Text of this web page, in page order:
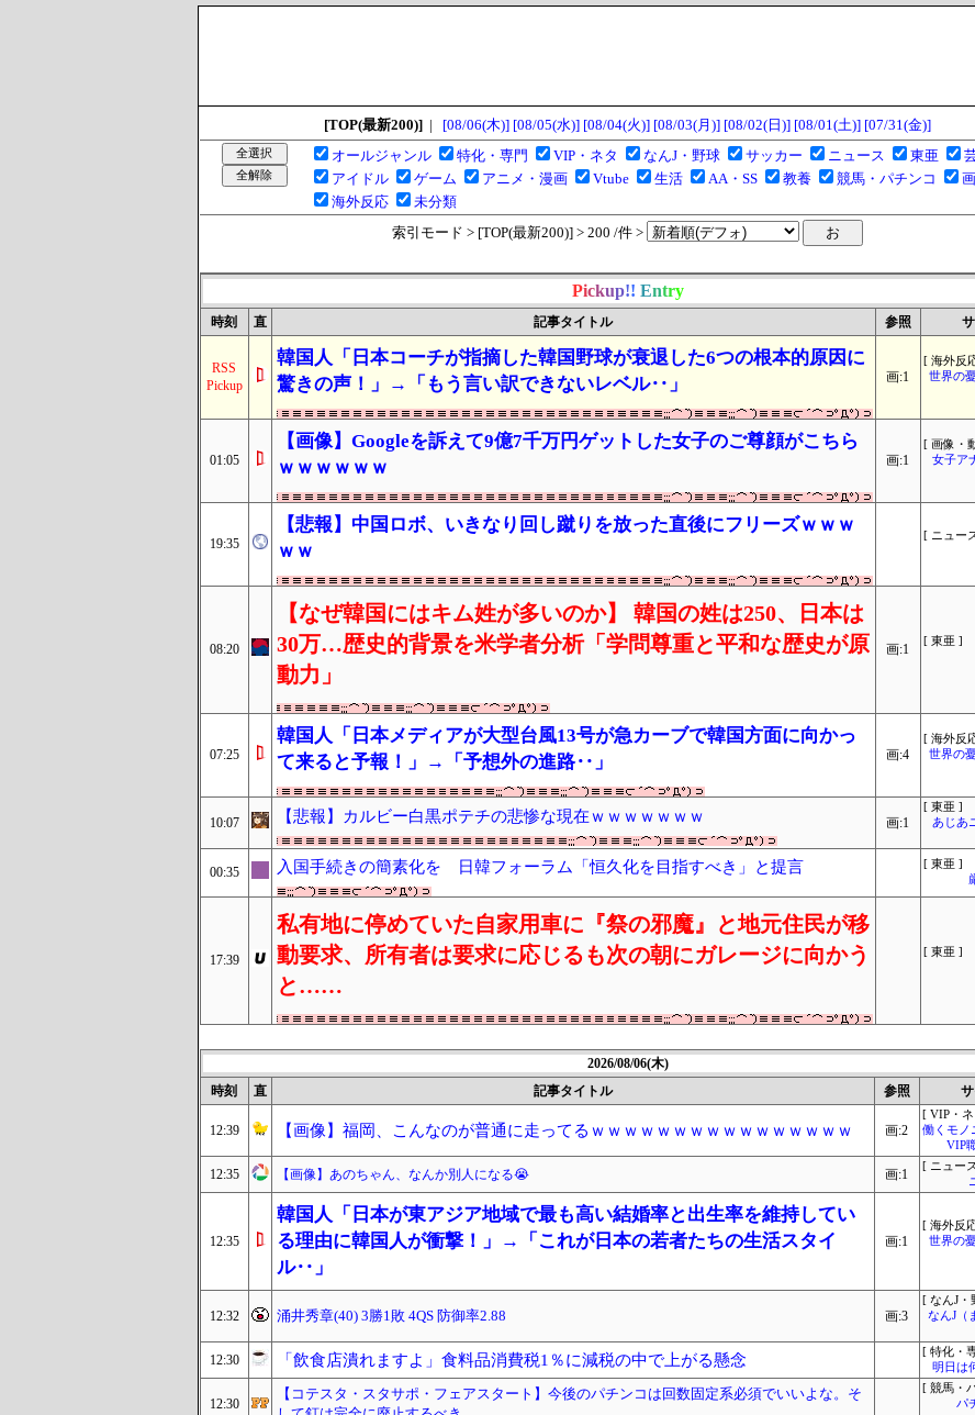
[TOP(最新200)] | [08/06(木)] [08/05(水)] [08/04(火)] [08/03(月)] [08/02(日)] [08/01(土)] [07/31(金)]
オールジャンル
特化・専門 VIP・ネタ なんJ・野球 サッカー ニュース 東亜
アイドル
ゲーム アニメ・漫画 Vtube 生活 AA・SS 教養 競馬・パチンコ
海外反応
未分類
索引モード > [TOP(最新200)] > 200 /件 >
Pickup!! Entry
時刻 直 記事タイトル 参照
RSS
Pickup
韓国人「日本コーチが指摘した韓国野球が衰退した6つの根本的原因に
驚きの声！」→「もう言い訳できないレベル‥」
画:1
[ 海外反
世界の
01:05
【画像】Googleを訴えて9億7千万円ゲットした女子のご尊顔がこちら
ｗｗｗｗｗｗ
画:1
[ 画像・
女子ア
19:35
【悲報】中国ロボ、いきなり回し蹴りを放った直後にフリーズｗｗｗ
ｗｗ
[ ニュー
08:20
【なぜ韓国にはキム姓が多いのか】 韓国の姓は250、日本は
30万…歴史的背景を米学者分析「学問尊重と平和な歴史が原
動力」
画:1
[ 東亜 ]
07:25
韓国人「日本メディアが大型台風13号が急カーブで韓国方面に向かっ
て来ると予報！」→「予想外の進路‥」
画:4
[ 海外反
世界の
10:07 【悲報】カルビー白黒ポテチの悲惨な現在ｗｗｗｗｗｗｗ 画:1
[ 東亜 ]
あじあ
00:35 入国手続きの簡素化を 日韓フォーラム「恒久化を目指すべき」と提言
[ 東亜 ]
17:39
私有地に停めていた自家用車に『祭の邪魔』と地元住民が移
動要求、所有者は要求に応じるも次の朝にガレージに向かう
と……
[ 東亜 ]
2026/08/06(木)
時刻
直 記事タイトル 参照
12:39 【画像】福岡、こんなのが普通に走ってるｗｗｗｗｗｗｗｗｗｗｗｗｗｗｗｗ 画:2
[ VIP・ネ
働くモノ
VIP
12:35 【画像】あのちゃん、なんか別人になる😭 画:1
[ ニュー
12:35
韓国人「日本が東アジア地域で最も高い結婚率と出生率を維持してい
る理由に韓国人が衝撃！」→「これが日本の若者たちの生活スタイ
ル‥」
画:1
[ 海外反
世界の
12:32 涌井秀章(40) 3勝1敗 4QS 防御率2.88 画:3
[ なんJ・
なんJ（
12:30 「飲食店潰れますよ」食料品消費税1％に減税の中で上がる懸念
[ 特化・
明日は
12:30
【コテスタ・スタサポ・フェアスタート】今後のパチンコは回数固定系必須でいいよな。そ
[ 競馬・
パ